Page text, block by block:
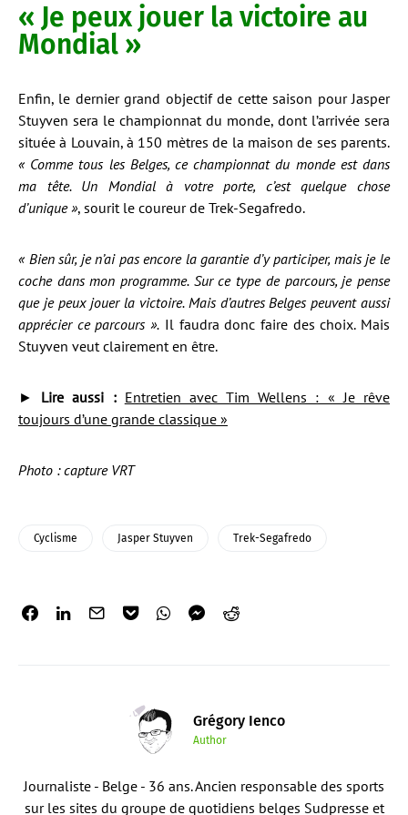
« Je peux jouer la victoire au
Mondial »
Enfin, le dernier grand objectif de cette saison pour Jasper
Stuyven sera le championnat du monde, dont l’arrivée sera
située à Louvain, à 150 mètres de la maison de ses parents.
« Comme tous les Belges, ce championnat du monde est dans
ma tête. Un Mondial à votre porte, c’est quelque chose
d’unique », sourit le coureur de Trek-Segafredo.
« Bien sûr, je n’ai pas encore la garantie d’y participer, mais je le
coche dans mon programme. Sur ce type de parcours, je pense
que je peux jouer la victoire. Mais d’autres Belges peuvent aussi
apprécier ce parcours ». Il faudra donc faire des choix. Mais
Stuyven veut clairement en être.
► Lire aussi : Entretien avec Tim Wellens : « Je rêve
toujours d’une grande classique »
Photo : capture VRT
Cyclisme Jasper Stuyven Trek-Segafredo
Grégory Ienco
Author
Journaliste - Belge - 36 ans. Ancien responsable des sports
sur les sites du groupe de quotidiens belges Sudpresse et